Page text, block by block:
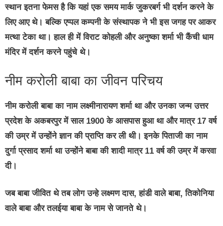
स्थान इतना फेमस है कि यहां एक समय मार्क जुकरबर्ग भी दर्शन करने के
लिए आए थे। बल्कि एप्पल कम्पनी के संस्थापक ने भी इस जगह पर आकर
मत्था टेका था। हाल ही में विराट कोहली और अनुष्का शर्मा भी कैंची धाम
मंदिर में दर्शन करने पहुंचे थे।
नीम करोली बाबा का जीवन परिचय
नीम करोली बाबा का नाम लक्ष्मीनारायण शर्मा था और उनका जन्म उत्तर
प्रदेश के अकबरपुर में साल 1900 के आसपास हुआ था और मात्र 17 वर्ष
की उम्र में उन्होंने ज्ञान की प्राप्ति कर ली थी। इनके पिताजी का नाम
दुर्गा प्रसाद शर्मा था उन्होंने बाबा की शादी मात्र 11 वर्ष की उम्र में करवा
दी।
जब बाबा जीवित थे तब लोग उन्हे लक्ष्मण दास, हांडी वाले बाबा, तिकोनिया
वाले बाबा और तलईया बाबा के नाम से जानते थे।